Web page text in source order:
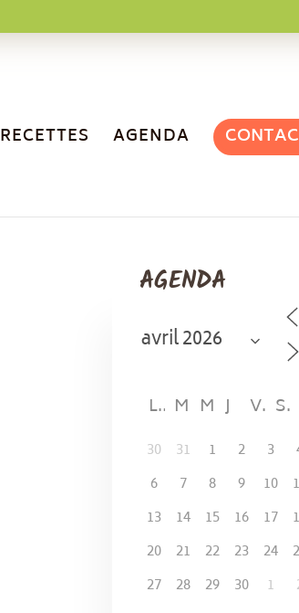
RECETTES AGENDA
AGENDA
L M MJ V S
30 31 1 2 3
6
7 8 9 10
13
14 15 16 17
20
21 22 23 24
27
28 29 30 1